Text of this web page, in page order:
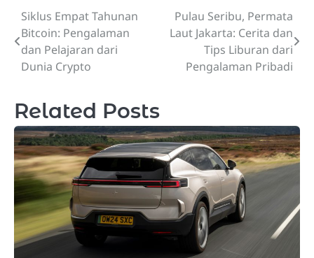
Post
navigation
Siklus Empat Tahunan
Bitcoin: Pengalaman
dan Pelajaran dari
Dunia Crypto
Pulau Seribu, Permata
Laut Jakarta: Cerita dan
Tips Liburan dari
Pengalaman Pribadi
Related Posts